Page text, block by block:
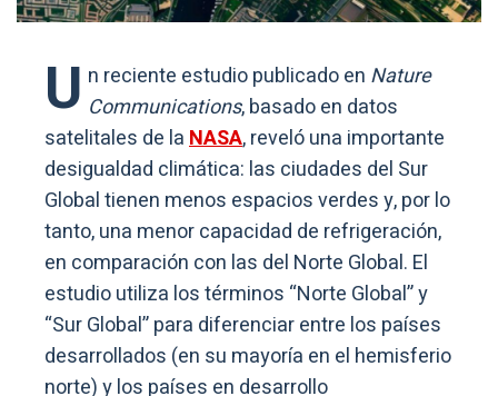
U n reciente estudio publicado en Nature
Communications, basado en datos
satelitales de laNASA, reveló una importante
desigualdad climática: las ciudades del Sur
Global tienen menos espacios verdes y, por lo
tanto, una menor capacidad de refrigeración,
en comparación con las del Norte Global. El
estudio utiliza los términos “Norte Global” y
“Sur Global” para diferenciar entre los países
desarrollados (en su mayoría en el hemisferio
norte) y los países en desarrollo